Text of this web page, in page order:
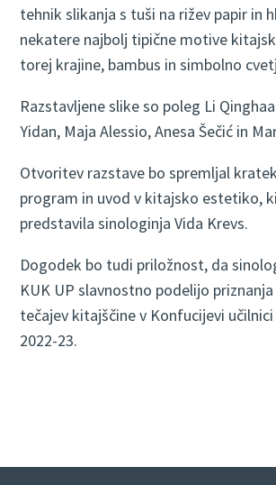
tehnik slikanja s tuši na rižev papir in
nekatere najbolj tipične motive
torej krajine, bambus in simbolno
Razstavljene slike so poleg Li
Yidan, Maja Alessio, Anesa Šečić in
Otvoritev razstave bo spremljal
program in uvod v kitajsko estetiko,
predstavila sinologinja Vida Krevs.
Dogodek bo tudi priložnost, da
KUK UP slavnostno podelijo
tečajev kitajščine v Konfucijevi
2022-23.